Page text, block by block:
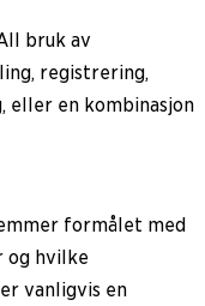
bruk av
registrering,
eller en kombinasjon
formålet med
og hvilke
vanligvis en